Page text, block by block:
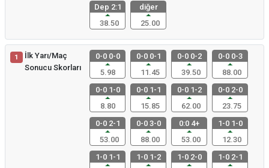
Dep 2:1
38.50
diğer
25.00
1
İlk Yarı/Maç
Sonucu Skorları
0-0 0-0
5.98
0-0 0-1
11.45
0-0 0-2
39.50
0-0 0-3
88.00
0-0 1-0
8.80
0-0 1-1
15.85
0-0 1-2
62.00
0-0 2-0
23.75
0-0 2-1
53.00
0-0 3-0
88.00
0:0 4+
53.00
1-0 1-0
12.30
1-0 1-1
1-0 1-2
1-0 2-0
1-0 2-1